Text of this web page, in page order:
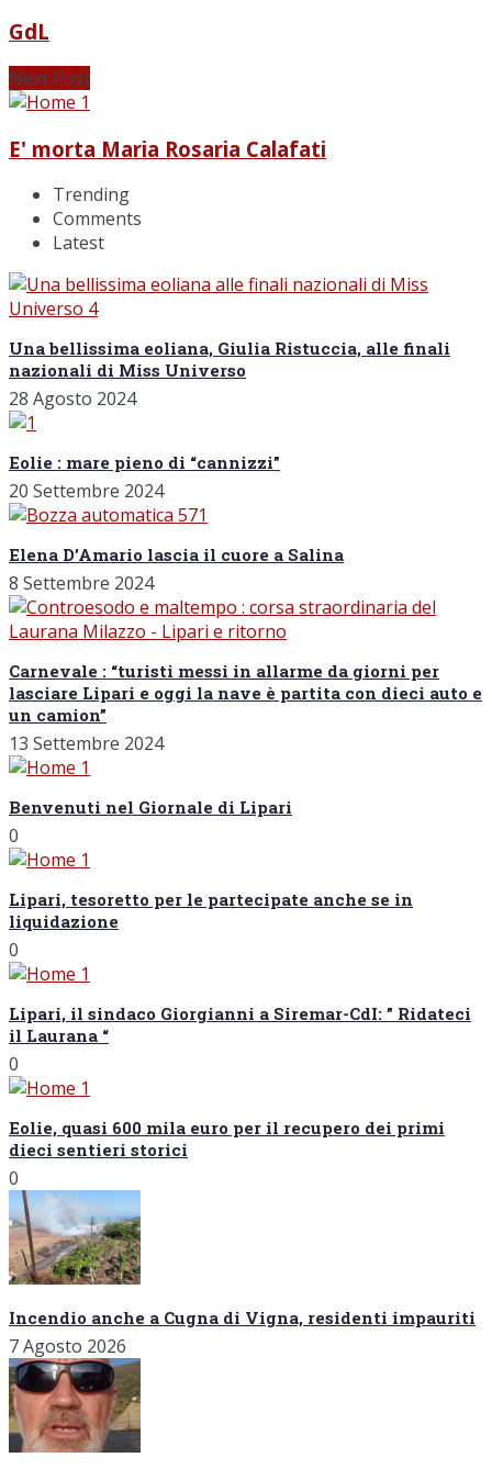
GdL
Next Post
E' morta Maria Rosaria Calafati
Trending
Comments
Latest
Una bellissima eoliana, Giulia Ristuccia, alle finali
nazionali di Miss Universo
28 Agosto 2024
Eolie : mare pieno di “cannizzi”
20 Settembre 2024
Elena D’Amario lascia il cuore a Salina
8 Settembre 2024
Carnevale : “turisti messi in allarme da giorni per
lasciare Lipari e oggi la nave è partita con dieci auto e
un camion”
13 Settembre 2024
Benvenuti nel Giornale di Lipari
0
Lipari, tesoretto per le partecipate anche se in
liquidazione
0
Lipari, il sindaco Giorgianni a Siremar-CdI: ” Ridateci
il Laurana “
0
Eolie, quasi 600 mila euro per il recupero dei primi
dieci sentieri storici
0
Incendio anche a Cugna di Vigna, residenti impauriti
7 Agosto 2026